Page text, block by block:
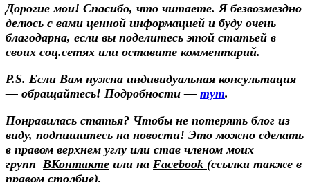
Дорогие мои! Спасибо, что читаете. Я безвозмездно
делюсь с вами ценной информацией и буду очень
благодарна, если вы поделитесь этой статьей в
своих соц.сетях или оставите комментарий.
P.S. Если Вам нужна индивидуальная консультация
— обращайтесь! Подробности — тут.
Понравилась статья? Чтобы не потерять блог из
виду, подпишитесь на новости! Это можно сделать
в правом верхнем углу или став членом моих
групп ВКонтакте или на Facebook (ссылки также в
правом столбце).